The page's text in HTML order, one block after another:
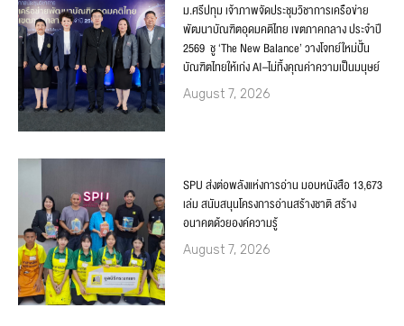
ม.ศรีปทุม เจ้าภาพจัดประชุมวิชาการเครือข่าย
พัฒนาบัณฑิตอุดมคติไทย เขตภาคกลาง ประจำปี
2569 ชู ‘The New Balance’ วางโจทย์ใหม่ปั้น
บัณฑิตไทยให้เก่ง AI–ไม่ทิ้งคุณค่าความเป็นมนุษย์
August 7, 2026
SPU ส่งต่อพลังแห่งการอ่าน มอบหนังสือ 13,673
เล่ม สนับสนุนโครงการอ่านสร้างชาติ สร้าง
อนาคตด้วยองค์ความรู้
August 7, 2026